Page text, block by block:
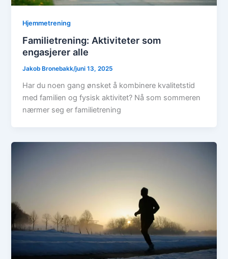
Hjemmetrening
Familietrening: Aktiviteter som
engasjerer alle
Jakob Bronebakk/juni 13, 2025
Har du noen gang ønsket å kombinere kvalitetstid
med familien og fysisk aktivitet? Nå som sommeren
nærmer seg er familietrening